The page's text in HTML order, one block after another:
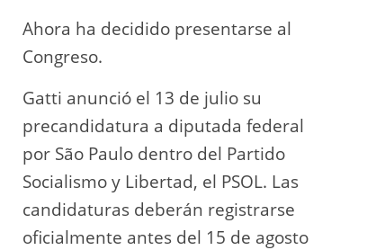
Ahora ha decidido presentarse al
Congreso.
Gatti anunció el 13 de julio su
precandidatura a diputada federal
por São Paulo dentro del Partido
Socialismo y Libertad, el PSOL. Las
candidaturas deberán registrarse
oficialmente antes del 15 de agosto